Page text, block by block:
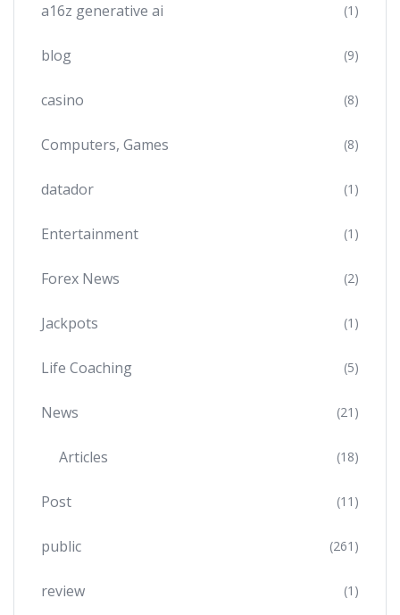
a16z generative ai (1)
blog (9)
casino (8)
Computers, Games (8)
datador (1)
Entertainment (1)
Forex News (2)
Jackpots (1)
Life Coaching (5)
News (21)
Articles (18)
Post (11)
public (261)
review (1)